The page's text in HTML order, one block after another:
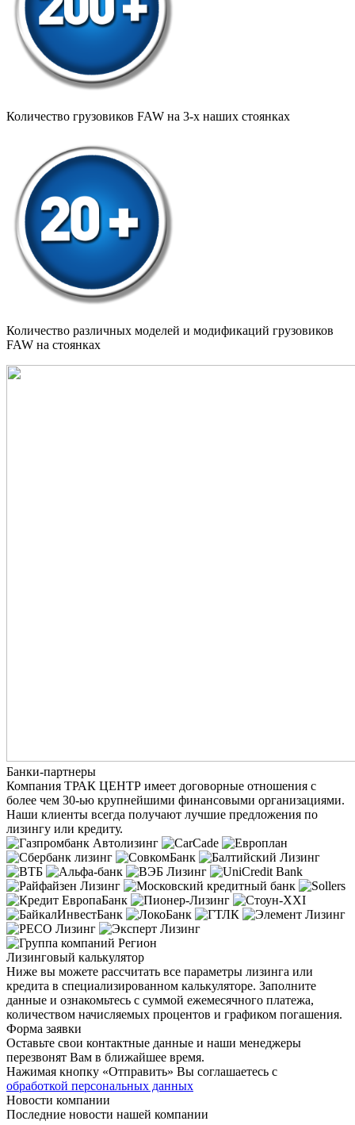
Количество грузовиков FAW на 3-х наших стоянках
Количество различных моделей и модификаций грузовиков
FAW на стоянках
Банки-партнеры
Компания ТРАК ЦЕНТР имеет договорные отношения с
более чем 30-ью крупнейшими финансовыми организациями.
Наши клиенты всегда получают лучшие предложения по
лизингу или кредиту.
Лизинговый калькулятор
Ниже вы можете рассчитать все параметры лизинга или
кредита в специализированном калькуляторе. Заполните
данные и ознакомьтесь с суммой ежемесячного платежа,
количеством начисляемых процентов и графиком погашения.
Форма заявки
Оставьте свои контактные данные и наши менеджеры
перезвонят Вам в ближайшее время.
Нажимая кнопку «Отправить» Вы соглашаетесь с
обработкой персональных данных
Новости компании
Последние новости нашей компании